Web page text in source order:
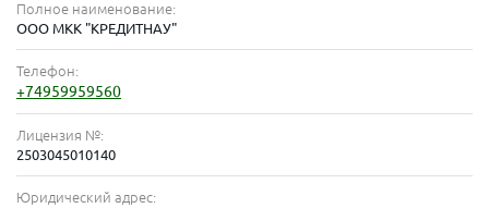
Совет эксперта Банкпрофи.ру:
проверяйте статус компании. Легальная МКК Кредитнау
обязана иметь действующую запись в реестре Банка
России. Это ваша главная защита от мошенников.
Введите ИНН, ОГРН или номер лицензии для проверки
Полное наименование:
ООО МКК "КРЕДИТНАУ"
Телефон:
+74959959560
Лицензия №:
2503045010140
Юридический адрес: